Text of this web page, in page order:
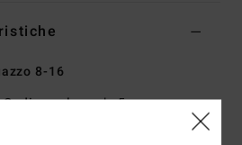
8-16
Codice coloreglw5